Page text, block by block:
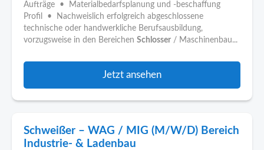
Aufträge • Materialbedarfsplanung und -beschaffung
Profil • Nachweislich erfolgreich abgeschlossene
technische oder handwerkliche Berufsausbildung,
vorzugsweise in den Bereichen Schlosser / Maschinenbau...
Jetzt ansehen
Schweißer – WAG / MIG (M/W/D) Bereich
Industrie- & Ladenbau